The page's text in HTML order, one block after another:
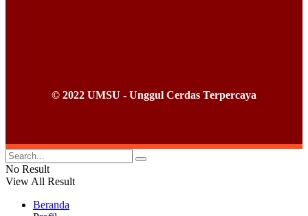
© 2022 UMSU - Unggul Cerdas Terpercaya
No Result
View All Result
Beranda